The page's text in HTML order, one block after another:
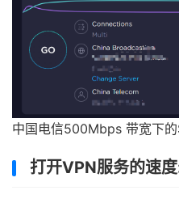
中国电信500Mbps 带宽下的
打开VPN服务的速